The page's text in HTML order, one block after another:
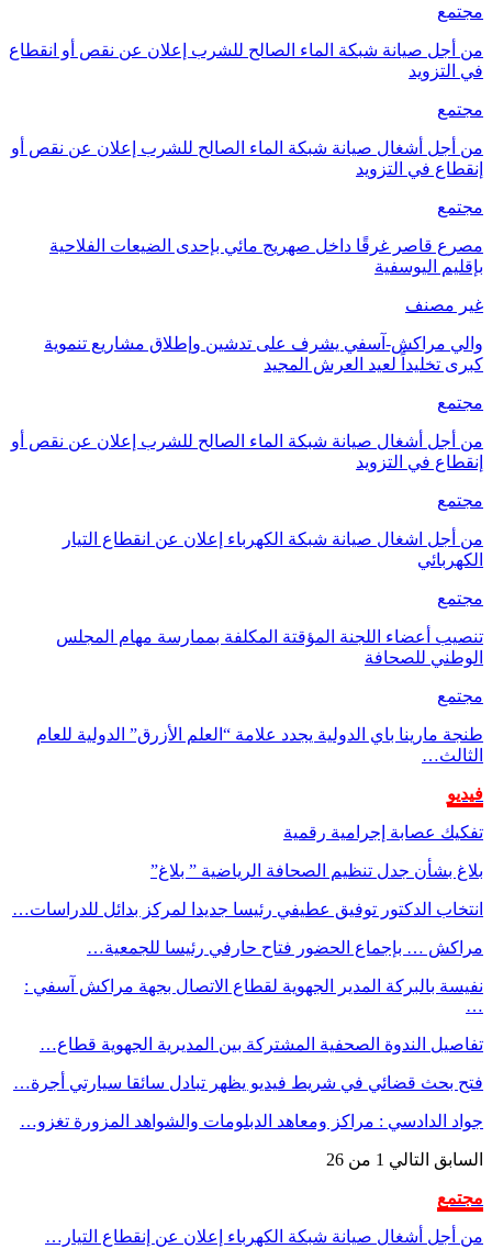
مجتمع
من أجل صيانة شبكة الماء الصالح للشرب إعلان عن نقص أو انقطاع
في التزويد
مجتمع
من أجل أشغال صيانة شبكة الماء الصالح للشرب إعلان عن نقص أو
إنقطاع في التزويد
مجتمع
مصرع قاصر غرقًا داخل صهريج مائي بإحدى الضيعات الفلاحية
بإقليم اليوسفية
غير مصنف
والي مراكش-آسفي يشرف على تدشين وإطلاق مشاريع تنموية
كبرى تخليداً لعيد العرش المجيد
مجتمع
من أجل أشغال صيانة شبكة الماء الصالح للشرب إعلان عن نقص أو
إنقطاع في التزويد
مجتمع
من أجل اشغال صيانة شبكة الكهرباء إعلان عن انقطاع التيار
الكهربائي
مجتمع
تنصيب أعضاء اللجنة المؤقتة المكلفة بممارسة مهام المجلس
الوطني للصحافة
مجتمع
طنجة مارينا باي الدولية يجدد علامة “العلم الأزرق” الدولية للعام
الثالث…
فيديو
تفكيك عصابة إجرامية رقمية
بلاغ بشأن جدل تنظيم الصحافة الرياضية ” بلاغ”
انتخاب الدكتور توفيق عطيفي رئيسا جديدا لمركز بدائل للدراسات…
مراكش … بإجماع الحضور فتاح حارفي رئيسا للجمعية…
نفيسة بالبركة المدير الجهوية لقطاع الاتصال بجهة مراكش آسفي :
…
تفاصيل الندوة الصحفية المشتركة بين المديرية الجهوية قطاع…
فتح بحث قضائي في شريط فيديو يظهر تبادل سائقا سيارتي أجرة…
جواد الدادسي : مراكز ومعاهد الدبلومات والشواهد المزورة تغزو…
السابق التالي 1 من 26
مجتمع
من أجل أشغال صيانة شبكة الكهرباء إعلان عن إنقطاع التيار…